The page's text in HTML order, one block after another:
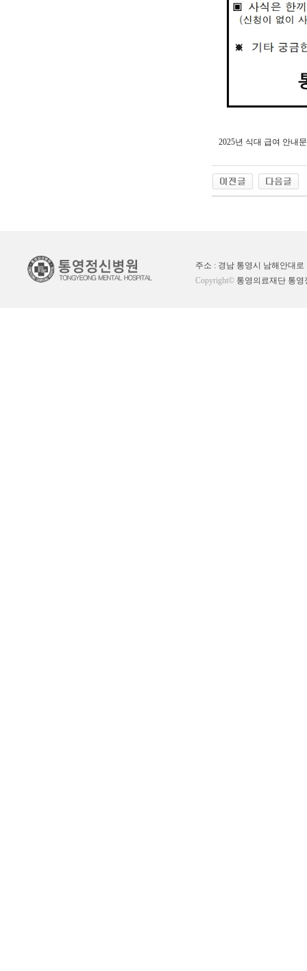
2025년 식대 급여 안내문
주소 : 경남 통영시 남해안대로
Copyright© 통영의료재단 통영